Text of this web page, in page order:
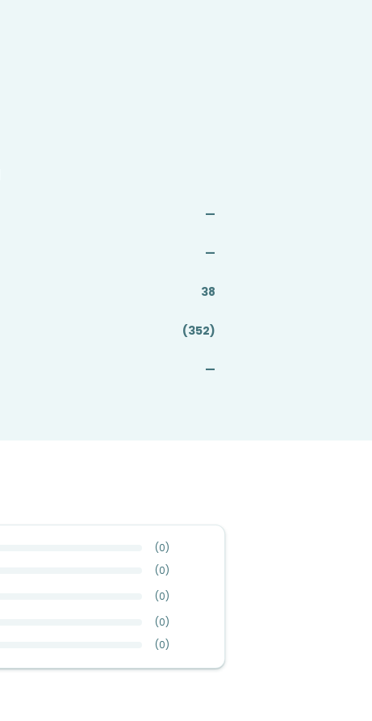
—
—
38
(352)
—
(0)
(0)
(0)
(0)
(0)